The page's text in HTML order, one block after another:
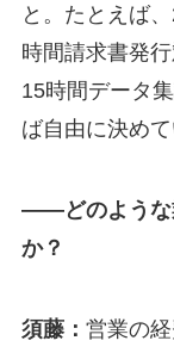
と。たとえば
時間請求書発
15時間データ
ば自由に決め
——どのような
か？
須藤： 営業の